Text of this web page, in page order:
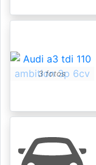
3 fotos